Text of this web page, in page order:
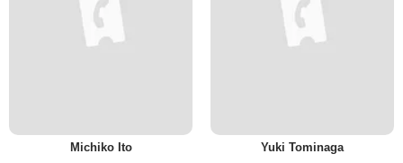
Michiko Ito Yuki Tominaga